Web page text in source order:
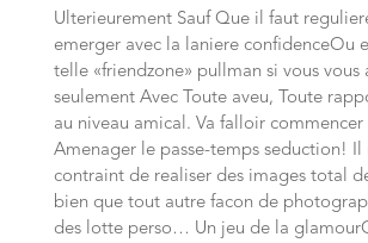
Ulterieurement Sauf Que il faut
emerger avec la laniere confidenceOu
telle «friendzone» pullman si vous vous
seulement Avec Toute aveu, Toute
au niveau amical. Va falloir commencer
Amenager le passe-temps seduction! Il
contraint de realiser des images total
bien que tout autre facon de
des lotte perso… Un jeu de la